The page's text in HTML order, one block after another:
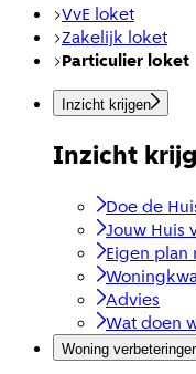
VvE loket
Zakelijk loket
Particulier loket
Inzicht krijgen
Inzicht
Doe de
Jouw Huis
Eigen plan
Advies
Wat doen
Woning